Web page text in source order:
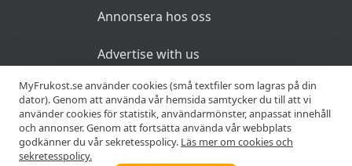
Annonsera hos oss
Advertise with us
MER
Alla frukostar
MyFrukost.se använder cookies (små textfiler som lagras på din
dator). Genom att använda vår hemsida samtycker du till att vi
använder cookies för statistik, användarmönster, anpassat innehåll
och annonser. Genom att fortsätta använda vår webbplats
godkänner du vår sekretesspolicy. Läs mer om cookies och
sekretesspolicy.